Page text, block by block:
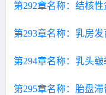
第292章名称：结核性
第293章名称：乳房
第294章名称：乳头皲
第295章名称：胎盘滞